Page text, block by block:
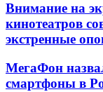
Внимание на
кинотеатров
экстренные
МегаФон
смартфоны в